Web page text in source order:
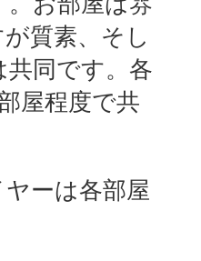
質素、そし
同です。各
屋程度で共
ーは各部屋